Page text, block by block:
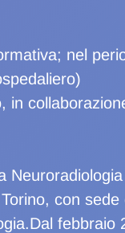
nel
in
con
febbraio